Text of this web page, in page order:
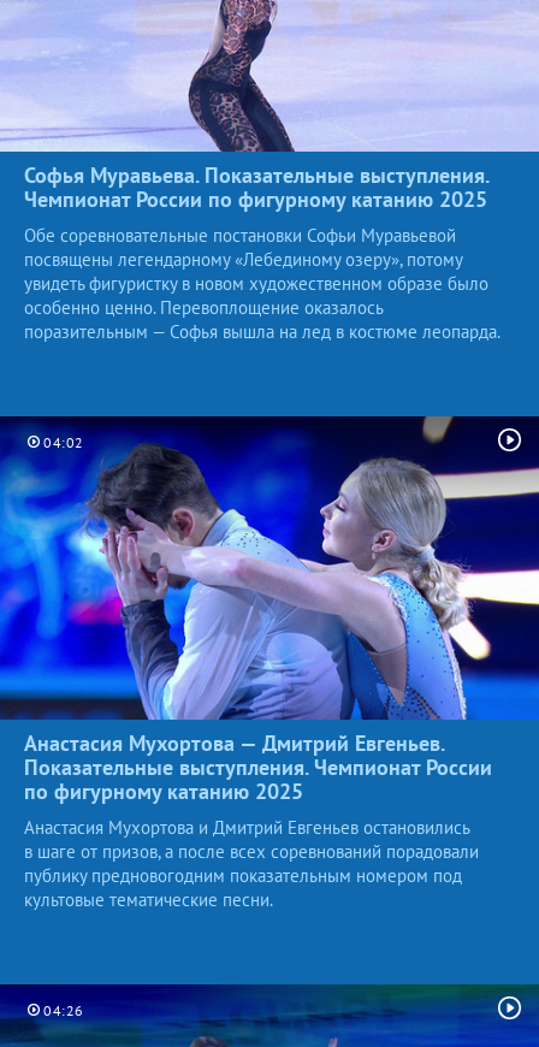
Софья Муравьева. Показательные выступления.
Чемпионат России по фигурному катанию 2025
Обе соревновательные постановки Софьи Муравьевой
посвящены легендарному «Лебединому озеру», потому
увидеть фигуристку в новом художественном образе было
особенно ценно. Перевоплощение оказалось
поразительным — Софья вышла на лед в костюме леопарда.
04:02
Анастасия Мухортова — Дмитрий Евгеньев.
Показательные выступления. Чемпионат России
по фигурному катанию 2025
Анастасия Мухортова и Дмитрий Евгеньев остановились
в шаге от призов, а после всех соревнований порадовали
публику предновогодним показательным номером под
культовые тематические песни.
04:26